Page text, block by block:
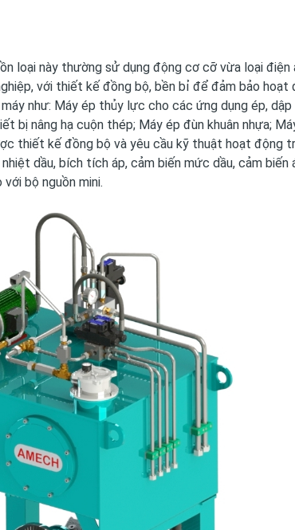
loại này thường sử dụng động cơ cỡ vừa loại điện
với thiết kế đồng bộ, bền bỉ để đảm bảo hoạt
như: Máy ép thủy lực cho các ứng dụng ép,
bị nâng hạ cuộn thép; Máy ép đùn khuân nhựa;
thiết kế đồng bộ và yêu cầu kỹ thuật hoạt động
dầu, bích tích áp, cảm biến mức dầu, cảm biến
bộ nguồn mini.